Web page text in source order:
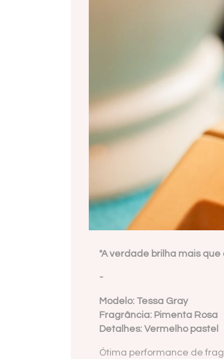
"A verdade brilha mais
-
Modelo: Tessa Gray
Fragrância: Pimenta Rosa
Detalhes: Vermelho pastel
Ótima performance de